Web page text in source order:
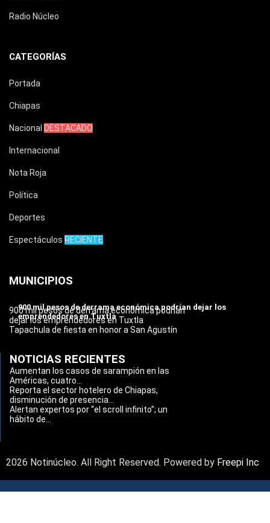
Radio Núcleo
CATEGORÍAS
Portada
Chiapas
Nacional DESTACADO
Internacional
Nota Roja
Política
Deportes
Espectáculos RECIENTE
MUNICIPIOS
900 mil pesos de derrama económica podrían dejar los
emprendedores en Tuxtla
900 mil pesos de derrama económica podrían
dejar los emprendedores en Tuxtla
Tapachula de fiesta en honor a San Agustín
NOTICIAS RECIENTES
Aumentan los casos de sarampión en las
Américas, cuatro...
Reporta el sector hotelero de Chiapas,
disminución de presencia...
Alertan expertos por “el scroll infinito”; un
hábito de...
2026 Notinúcleo. All Right Reserved. Powered by Freepi Inc